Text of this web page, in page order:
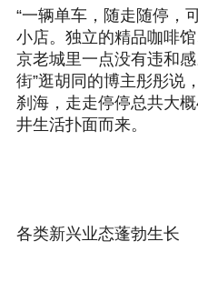
“一辆单车，随走随停，
小店。独立的精品咖啡
京老城里一点没有违和
街”逛胡同的博主彤彤说
刹海，走走停停总共大
井生活扑面而来。
各类新兴业态蓬勃生长